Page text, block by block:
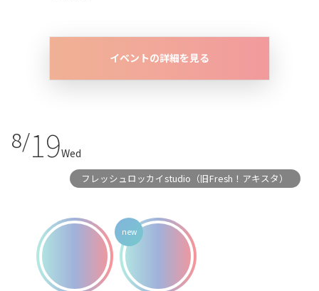
イベントの詳細を見る
8/19Wed
フレッシュロッカイstudio（旧Fresh！アキスタ）